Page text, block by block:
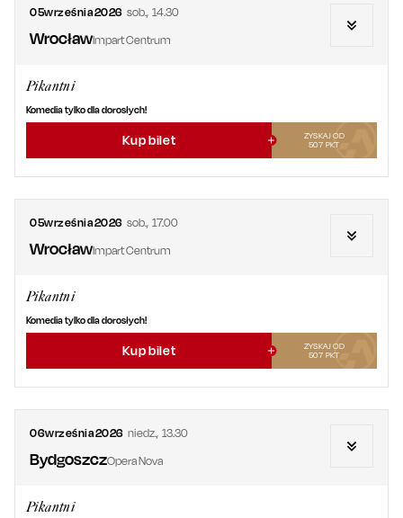
05września2026 sob., 14.30
WrocławImpart Centrum
Pikantni
Komedia tylko dla dorosłych!
Kup bilet
ZYSKAJ OD
507 PKT
05września2026 sob., 17.00
WrocławImpart Centrum
Pikantni
Komedia tylko dla dorosłych!
Kup bilet
ZYSKAJ OD
507 PKT
06września2026 niedz., 13.30
BydgoszczOpera Nova
Pikantni